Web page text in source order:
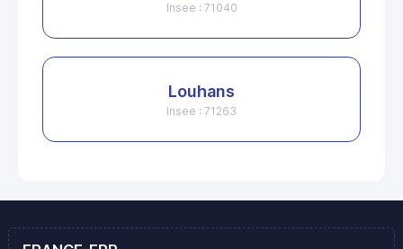
Insee : 71040
Louhans
Insee : 71263